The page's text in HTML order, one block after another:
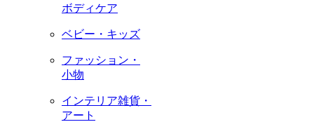
ボディケア
ベビー・キッズ
ファッション・
小物
インテリア雑貨・
アート